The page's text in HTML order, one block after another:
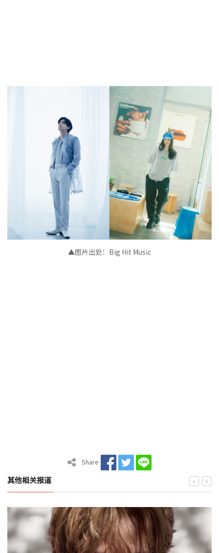
▲图片出处：Big Hit Music
Share
其他相关报道